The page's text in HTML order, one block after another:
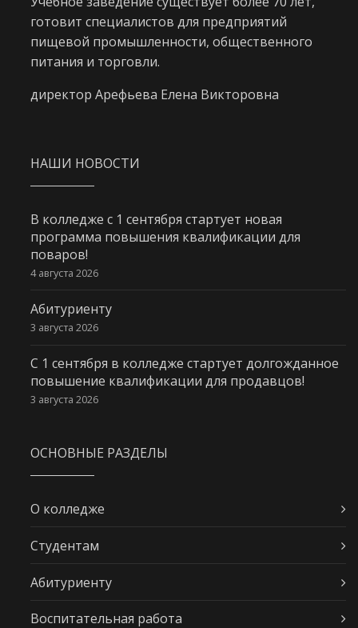
готовит специалистов для предприятий
пищевой промышленности, общественного
питания и торговли.
директор Арефьева Елена Викторовна
НАШИ НОВОСТИ
В колледже с 1 сентября стартует новая
программа повышения квалификации для
поваров!
4 августа 2026
Абитуриенту
3 августа 2026
С 1 сентября в колледже стартует долгожданное
повышение квалификации для продавцов!
3 августа 2026
ОСНОВНЫЕ РАЗДЕЛЫ
О колледже
Студентам
Абитуриенту
Воспитательная работа